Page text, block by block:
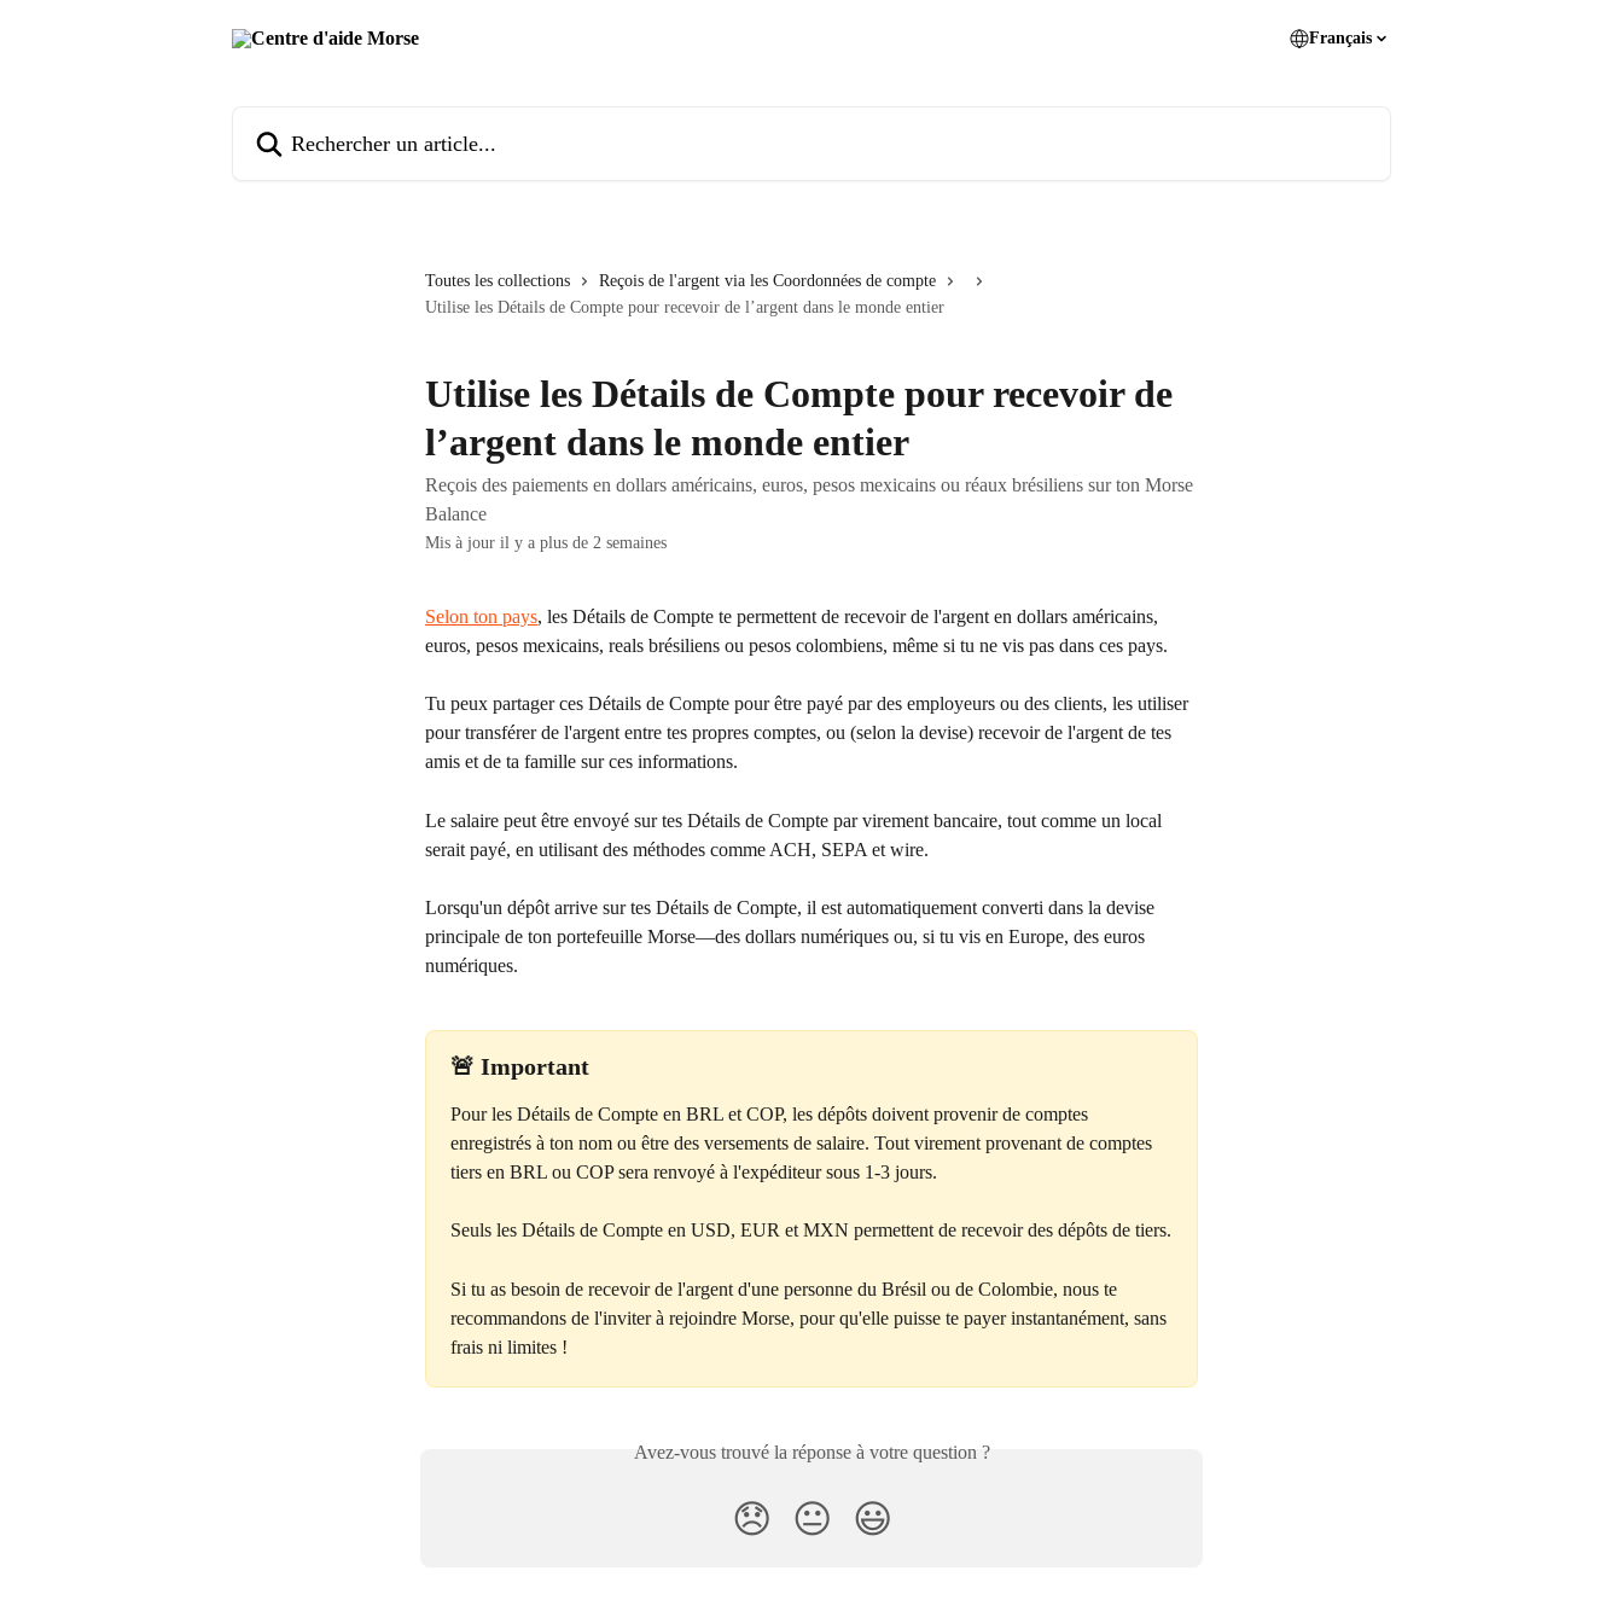
Français
Toutes les collections
Reçois de l'argent via les Coordonnées de compte
Utilise les Détails de Compte pour recevoir de l’argent dans le monde entier
Utilise les Détails de Compte pour recevoir de
l’argent dans le monde entier
Reçois des paiements en dollars américains, euros, pesos mexicains ou réaux brésiliens sur ton Morse
Balance
Mis à jour il y a plus de 2 semaines
Selon ton pays, les Détails de Compte te permettent de recevoir de l'argent en dollars américains,
euros, pesos mexicains, reals brésiliens ou pesos colombiens, même si tu ne vis pas dans ces pays.
Tu peux partager ces Détails de Compte pour être payé par des employeurs ou des clients, les utiliser
pour transférer de l'argent entre tes propres comptes, ou (selon la devise) recevoir de l'argent de tes
amis et de ta famille sur ces informations.
Le salaire peut être envoyé sur tes Détails de Compte par virement bancaire, tout comme un local
serait payé, en utilisant des méthodes comme ACH, SEPA et wire.
Lorsqu'un dépôt arrive sur tes Détails de Compte, il est automatiquement converti dans la devise
principale de ton portefeuille Morse—des dollars numériques ou, si tu vis en Europe, des euros
numériques.
🚨 Important
Pour les Détails de Compte en BRL et COP, les dépôts doivent provenir de comptes
enregistrés à ton nom ou être des versements de salaire. Tout virement provenant de comptes
tiers en BRL ou COP sera renvoyé à l'expéditeur sous 1-3 jours.
Seuls les Détails de Compte en USD, EUR et MXN permettent de recevoir des dépôts de tiers.
Si tu as besoin de recevoir de l'argent d'une personne du Brésil ou de Colombie, nous te
recommandons de l'inviter à rejoindre Morse, pour qu'elle puisse te payer instantanément, sans
frais ni limites !
Avez-vous trouvé la réponse à votre question ?
😞 😐 😃